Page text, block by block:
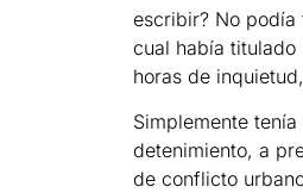
escribir? No podía
cual había titulado
horas de
Simplemente
detenimiento, a
de conflicto